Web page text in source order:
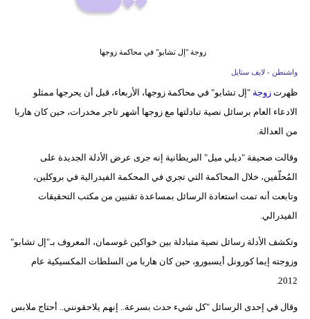
زوجة "إل تشابو" في محاكمة زوجها
واشنطن - لايف ستايل
ظهرت زوجة "إل تشابو" في محاكمة زوجها، الأربعاء، قبل أن يحرجها ممثلو
الادعاء العام برسائل نصية تبادلتها مع زوجها أشهر تاجر مخدرات، حين كان هاربا
من العدالة.
وقالت صحيفة "ديلي ميل" البريطانية إنه جرى عرض الأدلة الجديدة على
المُحلّفين، خلال المحاكمة التي تجري في المحكمة الفيدرالية في بروكلين،
وتابعت أنه تمت استعادة الرسائل بمساعدة تقنيين من مكتب التحقيقات
الفيدرالي.
وتكشف الأدلة رسائل نصية متبادلة بين خواكين غوسمان، المعروف بـ"إل تشابو"
وزوجته إيما كورونل أيسبورو، حين كان هاربا من السلطات المكسيكية عام
2012.
وقال في إحدى الرسائل "كل شيء حدث بسرعة.. إنهم يلاحقونني.. أحتاج ملابس